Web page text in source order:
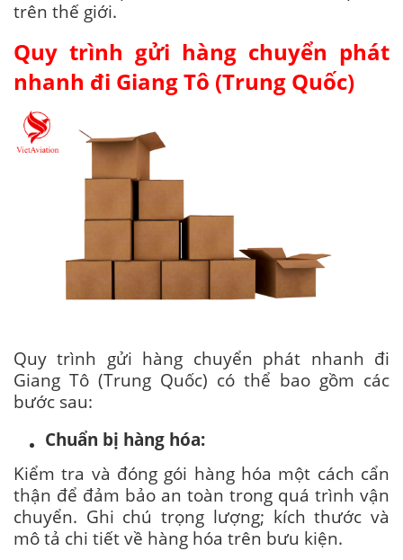
trên thế giới.
Quy trình gửi hàng chuyển phát
nhanh đi Giang Tô (Trung Quốc)
Quy trình gửi hàng chuyển phát nhanh đi
Giang Tô (Trung Quốc) có thể bao gồm các
bước sau:
Chuẩn bị hàng hóa:
Kiểm tra và đóng gói hàng hóa một cách cẩn
thận để đảm bảo an toàn trong quá trình vận
chuyển. Ghi chú trọng lượng; kích thước và
mô tả chi tiết về hàng hóa trên bưu kiện.